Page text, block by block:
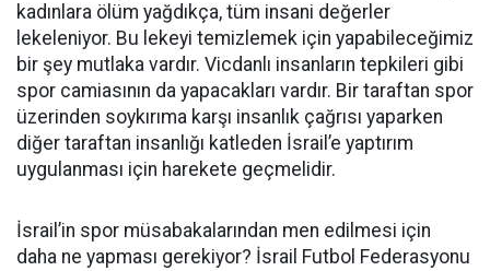
kadınlara ölüm yağdıkça, tüm insani değerler
lekeleniyor. Bu lekeyi temizlemek için yapabileceğimiz
bir şey mutlaka vardır. Vicdanlı insanların tepkileri gibi
spor camiasının da yapacakları vardır. Bir taraftan spor
üzerinden soykırıma karşı insanlık çağrısı yaparken
diğer taraftan insanlığı katleden İsrail’e yaptırım
uygulanması için harekete geçmelidir.
İsrail’in spor müsabakalarından men edilmesi için
daha ne yapması gerekiyor? İsrail Futbol Federasyonu